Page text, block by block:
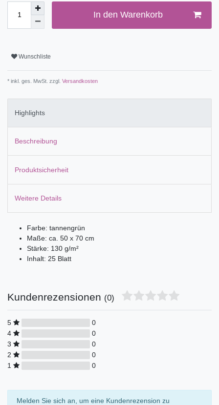
In den Warenkorb
Wunschliste
* inkl. ges. MwSt. zzgl. Versandkosten
Highlights
Beschreibung
Produktsicherheit
Weitere Details
Farbe: tannengrün
Maße: ca. 50 x 70 cm
Stärke: 130 g/m²
Inhalt: 25 Blatt
Kundenrezensionen (0)
5
0
4
0
3
0
2
0
1
0
Melden Sie sich an, um eine Kundenrezension zu